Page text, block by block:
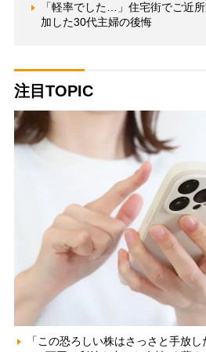
「軽率でした…」住宅街でご近
加した30代主婦の後悔
注目TOPIC
「この恐ろしい株はさっさと手放